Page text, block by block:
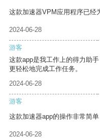
这款加速器VPM应用程序已经
2024-06-28
游客
这款app是我工作上的得力助
更轻松地完成工作任务。
2024-06-28
游客
这款加速器app的操作非常简
2024-06-28